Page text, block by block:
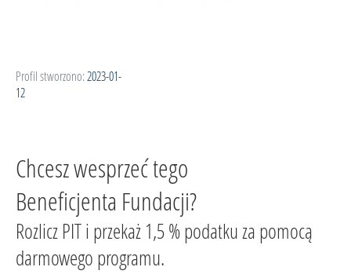
Profil stworzono: 2023-01-
12
Chcesz wesprzeć tego
Beneficjenta Fundacji?
Rozlicz PIT i przekaż 1,5 % podatku za pomocą
darmowego programu.